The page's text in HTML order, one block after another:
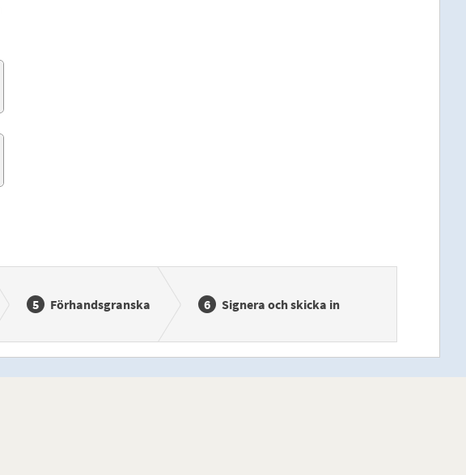
Förhandsgranska Signera och skicka in